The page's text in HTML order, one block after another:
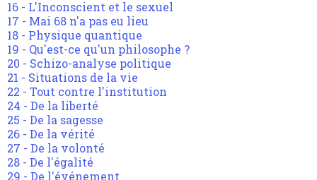
16 - L'Inconscient et le sexuel
17 - Mai 68 n'a pas eu lieu
18 - Physique quantique
19 - Qu'est-ce qu'un philosophe ?
20 - Schizo-analyse politique
21 - Situations de la vie
22 - Tout contre l'institution
24 - De la liberté
25 - De la sagesse
26 - De la vérité
27 - De la volonté
28 - De l'égalité
29 - De l'événement